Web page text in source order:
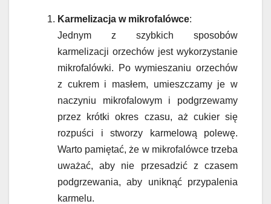
Karmelizacja w mikrofalówce:
Jednym z szybkich sposobów
karmelizacji orzechów jest wykorzystanie
mikrofalówki. Po wymieszaniu orzechów
z cukrem i masłem, umieszczamy je w
naczyniu mikrofalowym i podgrzewamy
przez krótki okres czasu, aż cukier się
rozpuści i stworzy karmelową polewę.
Warto pamiętać, że w mikrofalówce trzeba
uważać, aby nie przesadzić z czasem
podgrzewania, aby uniknąć przypalenia
karmelu.